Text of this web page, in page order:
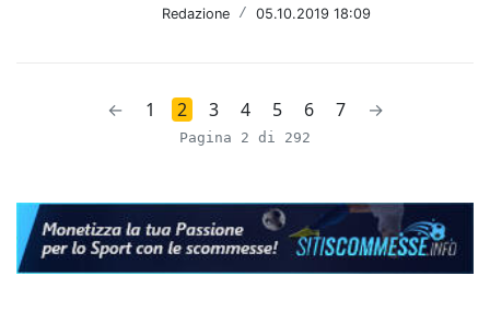
Redazione / 05.10.2019 18:09
← 1 2 3 4 5 6 7 →
Pagina 2 di 292